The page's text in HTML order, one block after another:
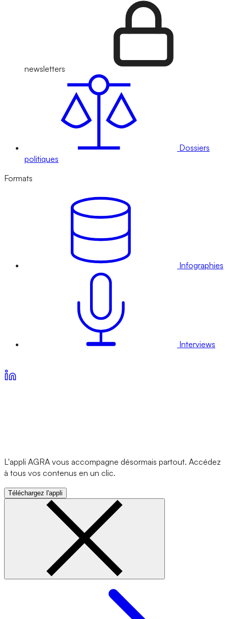
newsletters
Dossiers
politiques
Formats
Infographies
Interviews
L'appli AGRA vous accompagne désormais partout. Accédez
à tous vos contenus en un clic.
Téléchargez l'appli